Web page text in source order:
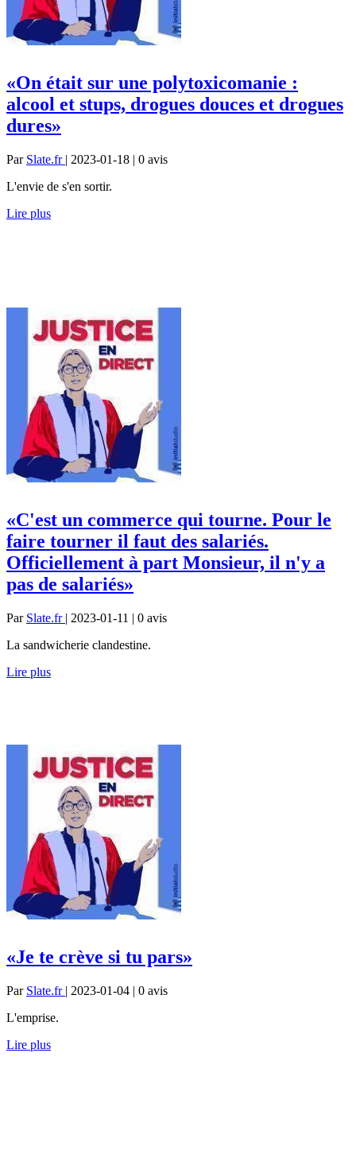
«On était sur une polytoxicomanie :
alcool et stups, drogues douces et drogues
dures»
Par Slate.fr | 2023-01-18 | 0 avis
L'envie de s'en sortir.
Lire plus
«C'est un commerce qui tourne. Pour le
faire tourner il faut des salariés.
Officiellement à part Monsieur, il n'y a
pas de salariés»
Par Slate.fr | 2023-01-11 | 0 avis
La sandwicherie clandestine.
Lire plus
«Je te crève si tu pars»
Par Slate.fr | 2023-01-04 | 0 avis
L'emprise.
Lire plus